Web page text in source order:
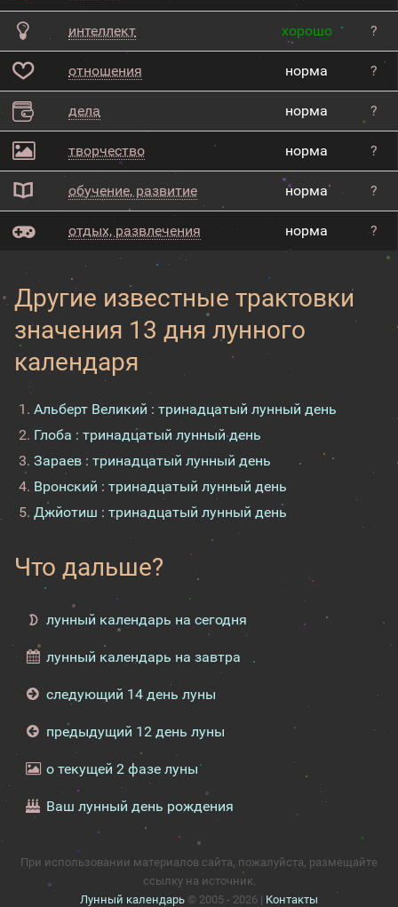
интеллект хорошо ?
отношения норма ?
дела норма ?
творчество норма ?
обучение, развитие норма ?
отдых, развлечения норма ?
Другие известные трактовки
значения 13 дня лунного
календаря
Альберт Великий : тринадцатый лунный день
Глоба : тринадцатый лунный день
Зараев : тринадцатый лунный день
Вронский : тринадцатый лунный день
Джйотиш : тринадцатый лунный день
Что дальше?
лунный календарь на сегодня
лунный календарь на завтра
следующий 14 день луны
предыдущий 12 день луны
о текущей 2 фазе луны
Ваш лунный день рождения
При использовании материалов сайта, пожалуйста, размещайте
ссылку на источник.
Лунный календарь © 2005 - 2026 | Контакты